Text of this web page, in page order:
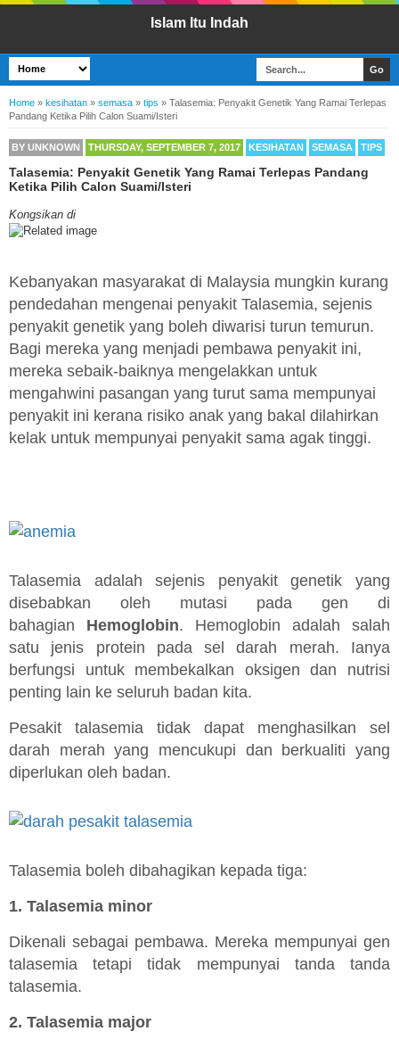
Islam Itu Indah
Home » kesihatan » semasa » tips » Talasemia: Penyakit Genetik Yang Ramai Terlepas
Pandang Ketika Pilih Calon Suami/Isteri
BY UNKNOWN THURSDAY, SEPTEMBER 7, 2017 KESIHATAN SEMASA TIPS
Talasemia: Penyakit Genetik Yang Ramai Terlepas Pandang
Ketika Pilih Calon Suami/Isteri
Kongsikan di
Kebanyakan masyarakat di Malaysia mungkin kurang
pendedahan mengenai penyakit Talasemia, sejenis
penyakit genetik yang boleh diwarisi turun temurun.
Bagi mereka yang menjadi pembawa penyakit ini,
mereka sebaik-baiknya mengelakkan untuk
mengahwini pasangan yang turut sama mempunyai
penyakit ini kerana risiko anak yang bakal dilahirkan
kelak untuk mempunyai penyakit sama agak tinggi.
Talasemia adalah sejenis penyakit genetik yang
disebabkan oleh mutasi pada gen di
bahagian Hemoglobin. Hemoglobin adalah salah
satu jenis protein pada sel darah merah. Ianya
berfungsi untuk membekalkan oksigen dan nutrisi
penting lain ke seluruh badan kita.
Pesakit talasemia tidak dapat menghasilkan sel
darah merah yang mencukupi dan berkualiti yang
diperlukan oleh badan.
Talasemia boleh dibahagikan kepada tiga:
1. Talasemia minor
Dikenali sebagai pembawa. Mereka mempunyai gen
talasemia tetapi tidak mempunyai tanda tanda
talasemia.
2. Talasemia major